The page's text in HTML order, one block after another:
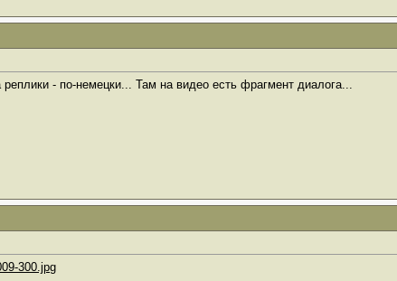
- по-немецки... Там на видео есть фрагмент диалога...
300.jpg